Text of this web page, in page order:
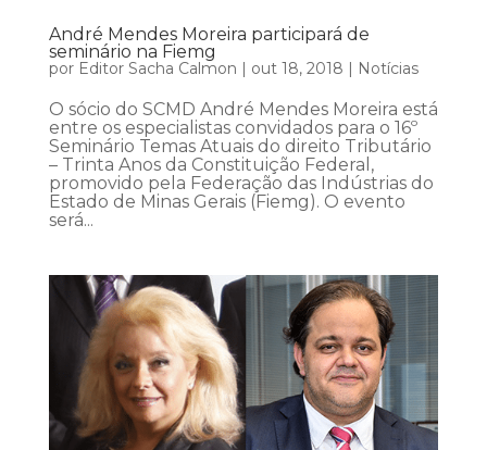
André Mendes Moreira participará de
seminário na Fiemg
por Editor Sacha Calmon out 18, 2018 Notícias
O sócio do SCMD André Mendes Moreira está
entre os especialistas convidados para o 16º
Seminário Temas Atuais do direito Tributário
– Trinta Anos da Constituição Federal,
promovido pela Federação das Indústrias do
Estado de Minas Gerais (Fiemg). O evento
será...